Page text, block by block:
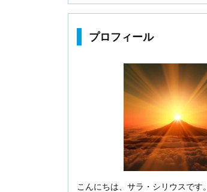
プロフィール
こんにちは、サラ・シリウスです。